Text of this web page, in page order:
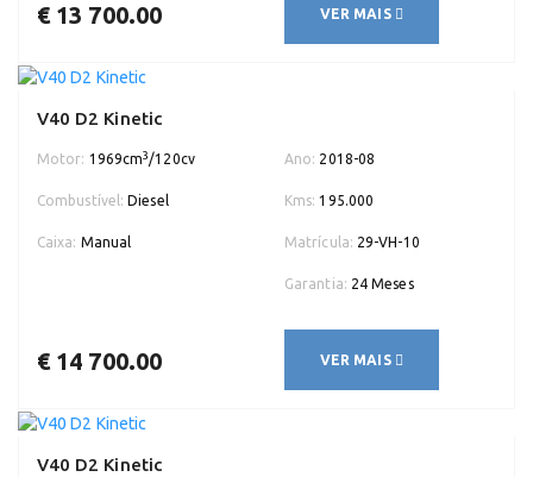
€ 13 700.00 VER MAIS
V40 D2 Kinetic
Motor: 1969cm3/120cv Ano: 2018-08
Combustível: Diesel Kms: 195.000
Caixa: Manual Matrícula: 29-VH-10
Garantia: 24 Meses
€ 14 700.00 VER MAIS
V40 D2 Kinetic